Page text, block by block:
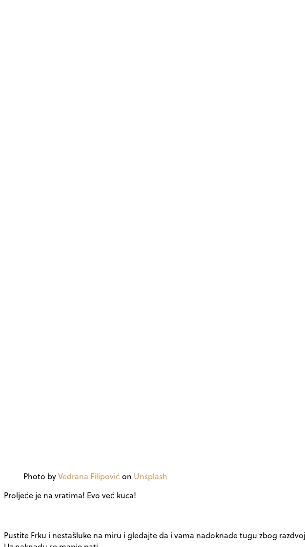
Photo byVedrana Filipović on Unsplash
Proljeće je na vratima! Evo već kuca!
Pustite Frku i nestašluke na miru i gledajte da i vama nadoknade tugu zbog